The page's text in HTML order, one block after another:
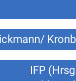
IFP